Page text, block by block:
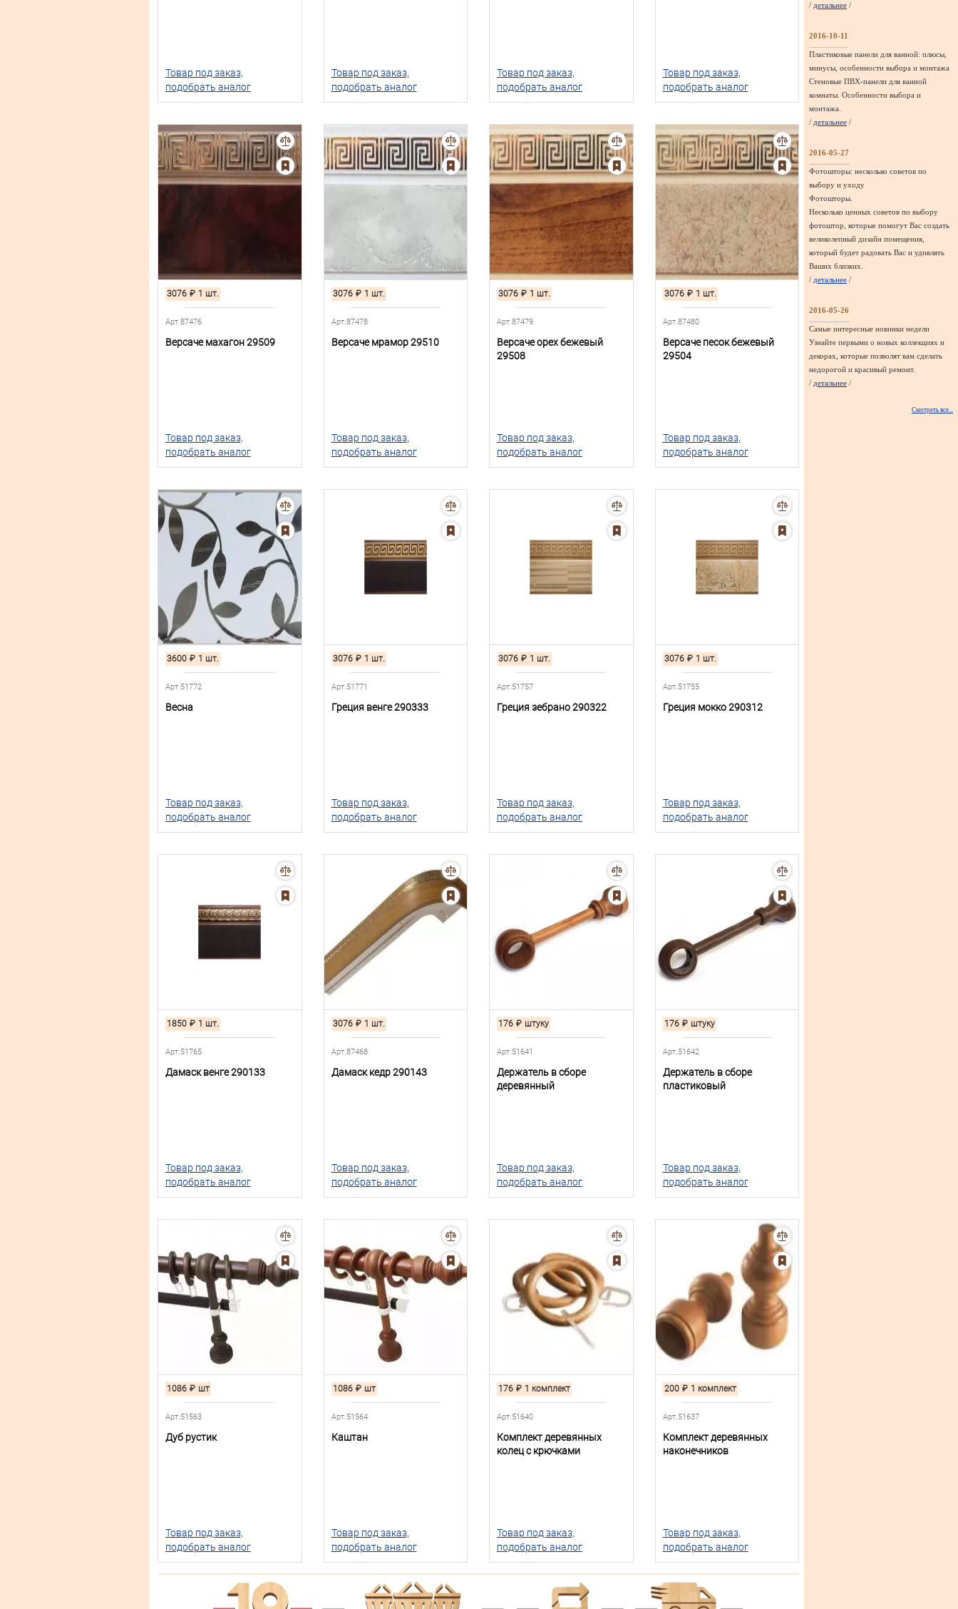
Товар под заказ,
подобрать аналог
Товар под заказ,
подобрать аналог
Товар под заказ,
подобрать аналог
Товар под заказ,
подобрать аналог
3076 ₽ 1 шт.
Арт.87476
Версаче махагон 29509
Товар под заказ,
подобрать аналог
3076 ₽ 1 шт.
Арт.87478
Версаче мрамор 29510
Товар под заказ,
подобрать аналог
3076 ₽ 1 шт.
Арт.87479
Версаче орех бежевый
29508
Товар под заказ,
подобрать аналог
3076 ₽ 1 шт.
Арт.87480
Версаче песок бежевый
29504
Товар под заказ,
подобрать аналог
3600 ₽ 1 шт.
Арт.51772
Весна
Товар под заказ,
подобрать аналог
3076 ₽ 1 шт.
Арт.51771
Греция венге 290333
Товар под заказ,
подобрать аналог
3076 ₽ 1 шт.
Арт.51757
Греция зебрано 290322
Товар под заказ,
подобрать аналог
3076 ₽ 1 шт.
Арт.51755
Греция мокко 290312
Товар под заказ,
подобрать аналог
1850 ₽ 1 шт.
Арт.51765
Дамаск венге 290133
Товар под заказ,
подобрать аналог
3076 ₽ 1 шт.
Арт.87468
Дамаск кедр 290143
Товар под заказ,
подобрать аналог
176 ₽ штуку
Арт.51641
Держатель в сборе
деревянный
Товар под заказ,
подобрать аналог
176 ₽ штуку
Арт.51642
Держатель в сборе
пластиковый
Товар под заказ,
подобрать аналог
1086 ₽ шт
Арт.51563
Дуб рустик
Товар под заказ,
подобрать аналог
1086 ₽ шт
Арт.51564
Каштан
Товар под заказ,
подобрать аналог
176 ₽ 1 комплект
Арт.51640
Комплект деревянных
колец с крючками
Товар под заказ,
подобрать аналог
200 ₽ 1 комплект
Арт.51637
Комплект деревянных
наконечников
Товар под заказ,
подобрать аналог
/ детальнее /
2016-10-11
Пластиковые панели для ванной: плюсы,
минусы, особенности выбора и монтажа
Стеновые ПВХ-панели для ванной
комнаты. Особенности выбора и
монтажа.
/ детальнее /
2016-05-27
Фотошторы: несколько советов по
выбору и уходу
Фотошторы.
Несколько ценных советов по выбору
фотоштор, которые помогут Вас создать
великолепный дизайн помещения,
который будет радовать Вас и удивлять
Ваших близких.
/ детальнее /
2016-05-26
Самые интересные новинки недели
Узнайте первыми о новых коллекциях и
декорах, которые позволят вам сделать
недорогой и красивый ремонт.
/ детальнее /
Смотреть все...